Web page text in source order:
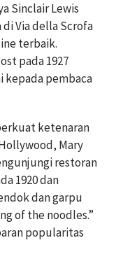
Sinclair Lewis
Via della Scrofa
terbaik.
pada 1927
pembaca
ketenaran
Mary
restoran
1920 dan
dan garpu
of the noodles.”
popularitas